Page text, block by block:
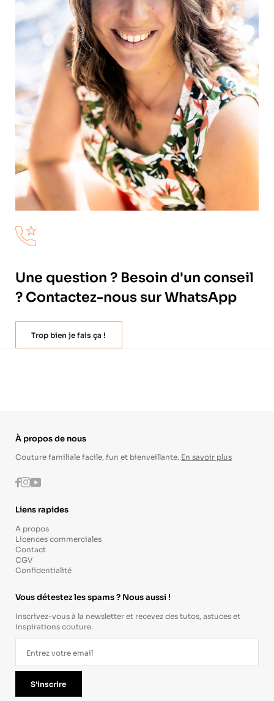
Une question ? Besoin d'un conseil
? Contactez-nous sur WhatsApp
Trop bien je fais ça !
À propos de nous
Couture familiale facile, fun et bienveillante. En savoir plus
Facebook
Instagram
Youtube
Liens rapides
A propos
Licences commerciales
Contact
CGV
Confidentialité
Vous détestez les spams ? Nous aussi !
Inscrivez-vous à la newsletter et recevez des tutos, astuces et
inspirations couture.
S'inscrire